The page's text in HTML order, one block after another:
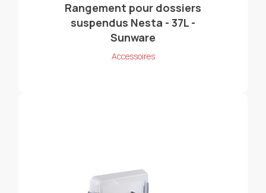
Rangement pour dossiers
suspendus Nesta - 37L -
Sunware
Accessoires